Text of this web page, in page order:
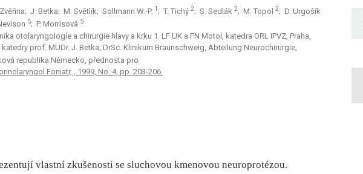
J. Betka; M. Světlík; Sollmann W.-P. 1 ; T. Tichý 2; S. Sedlák 2; M. Topol 2; D. Urgošík
5; P. Morrisová 5
otolaryngologie a chirurgie hlavy a krku 1. LF UK a FN Motol, katedra ORL IPVZ, Praha,
prof. MUDr. J. Betka, DrSc. Klinikum Braunschweig, Abteilung Neurochirurgie,
republika Německo, přednosta pro
Foniatr, , 1999, No. 4, pp. 203-206.
vlastní zkušenosti se sluchovou kmenovou neuroprotézou.